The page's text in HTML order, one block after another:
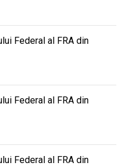
Federal al FRA din
Federal al FRA din
Federal al FRA din